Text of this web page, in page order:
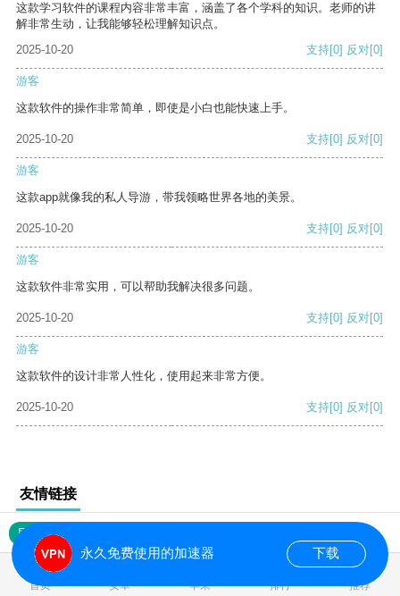
这款学习软件的课程内容非常丰富，涵盖了各个学科的知识。老师的讲
解非常生动，让我能够轻松理解知识点。
2025-10-20
支持[0] 反对[0]
游客
这款软件的操作非常简单，即使是小白也能快速上手。
2025-10-20 支持[0] 反对[0]
游客
这款app就像我的私人导游，带我领略世界各地的美景。
2025-10-20 支持[0] 反对[0]
游客
这款软件非常实用，可以帮助我解决很多问题。
2025-10-20 支持[0] 反对[0]
游客
这款软件的设计非常人性化，使用起来非常方便。
2025-10-20 支持[0] 反对[0]
友情链接
网站地图
首页 安卓 苹果 排行 推荐
永久免费使用的加速器 下载
0.016760s